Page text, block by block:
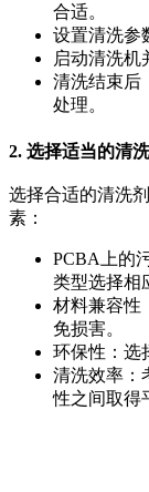
合适。
设置清洗参
启动清洗机
清洗结束后
处理。
2. 选择适当的清
选择合适的清洗
素：
PCBA上的
类型选择相
材料兼容性
免损害。
环保性：选
清洗效率：
性之间取得